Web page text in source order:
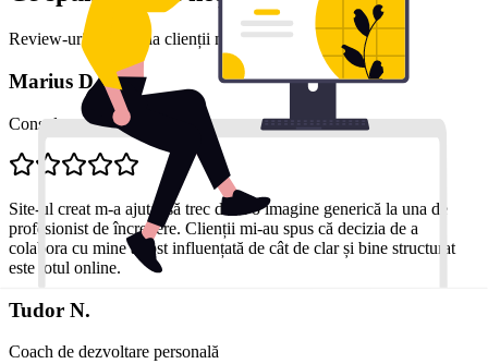
Review-uri reale de la clienții noștri mulțumiți
Marius D.
Consultant financiar
Site-ul creat m-a ajutat să trec de la o imagine generică la una de
profesionist de încredere. Clienții mi-au spus că decizia de a
colabora cu mine a fost influențată de cât de clar și bine structurat
este totul online.
Tudor N.
Coach de dezvoltare personală